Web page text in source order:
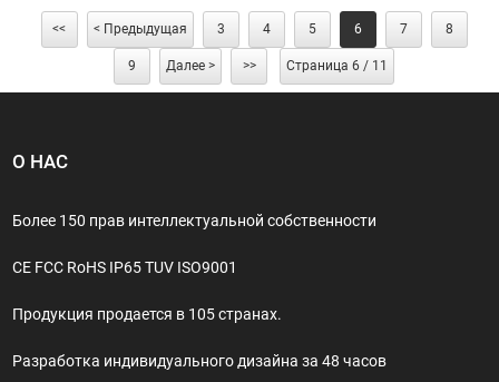
<< < Предыдущая 3 4 5 6 7 8
9 Далее > >> Страница 6 / 11
О НАС
Более 150 прав интеллектуальной собственности
CE FCC RoHS IP65 TUV ISO9001
Продукция продается в 105 странах.
Разработка индивидуального дизайна за 48 часов